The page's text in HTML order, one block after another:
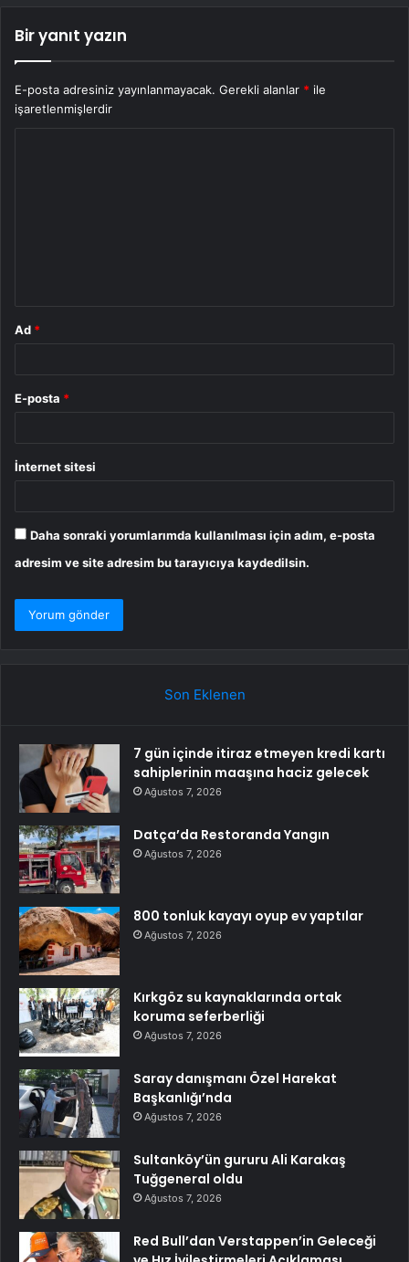
Bir yanıt yazın
E-posta adresiniz yayınlanmayacak. Gerekli alanlar * ile
işaretlenmişlerdir
Ad *
E-posta *
İnternet sitesi
Daha sonraki yorumlarımda kullanılması için adım, e-posta
adresim ve site adresim bu tarayıcıya kaydedilsin.
Son Eklenen
7 gün içinde itiraz etmeyen kredi kartı
sahiplerinin maaşına haciz gelecek
Ağustos 7, 2026
Datça’da Restoranda Yangın
Ağustos 7, 2026
800 tonluk kayayı oyup ev yaptılar
Ağustos 7, 2026
Kırkgöz su kaynaklarında ortak
koruma seferberliği
Ağustos 7, 2026
Saray danışmanı Özel Harekat
Başkanlığı’nda
Ağustos 7, 2026
Sultanköy’ün gururu Ali Karakaş
Tuğgeneral oldu
Ağustos 7, 2026
Red Bull’dan Verstappen’in Geleceği